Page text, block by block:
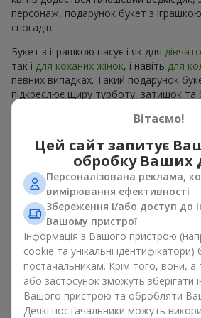
персонаж, подарунок букет з
спогадів.
Букет з іграшкою пасує і як для
так і для коханих жінок, і навіть для
певних випадках. Такий подарунок
підкреслює щиру турботу, затишок
людині приємно. На
пропозиції на будь-який смак та
подарунок в м. Пушкарівка незабутнім.
Як м’яка іграшка
емоції разом із
Букет з іграшкою — універсальне і
Таке поєднання подвоює емоції та
оновлювати їх в пам’яті, кожен раз,
приятель потрапляє у поле зору
працюють ідеально. Квіти та іграшка
красою і ніжністю, а ще залишають
довгі роки.
Вітаємо!
Цей сайт запитує
обробку Ваших
Персоналізована реклама,
вимірювання ефективності
Збереження і/або доступ до
Вашому пристрої
Інформація з Вашого пристрою
cookie та унікальні
постачальникам. Крім того, вони, а
або застосунок зможуть зберігати
Вашого пристрою та обробляти
Деякі постачальники можуть